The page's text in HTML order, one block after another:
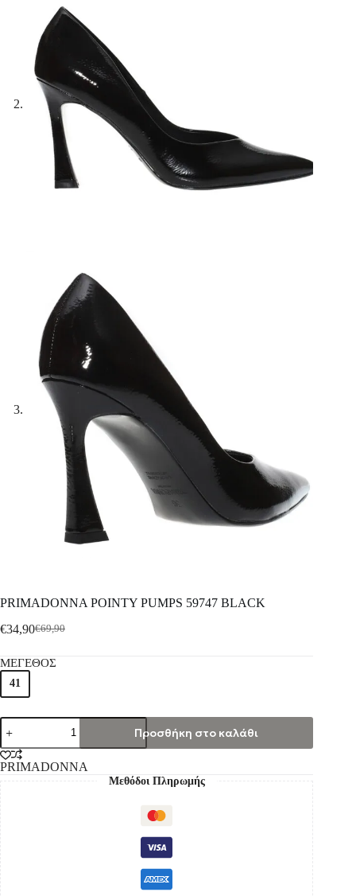
PRIMADONNA POINTY PUMPS 59747 BLACK
€69,90
€34,90
ΜΕΓΕΘΟΣ
41
Προσθήκη στο καλάθι
PRIMADONNA
Μεθόδοι Πληρωμής